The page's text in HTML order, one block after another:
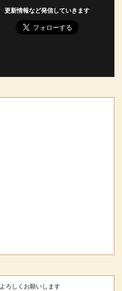
更新情報など発信していきます
ろしくお願いします